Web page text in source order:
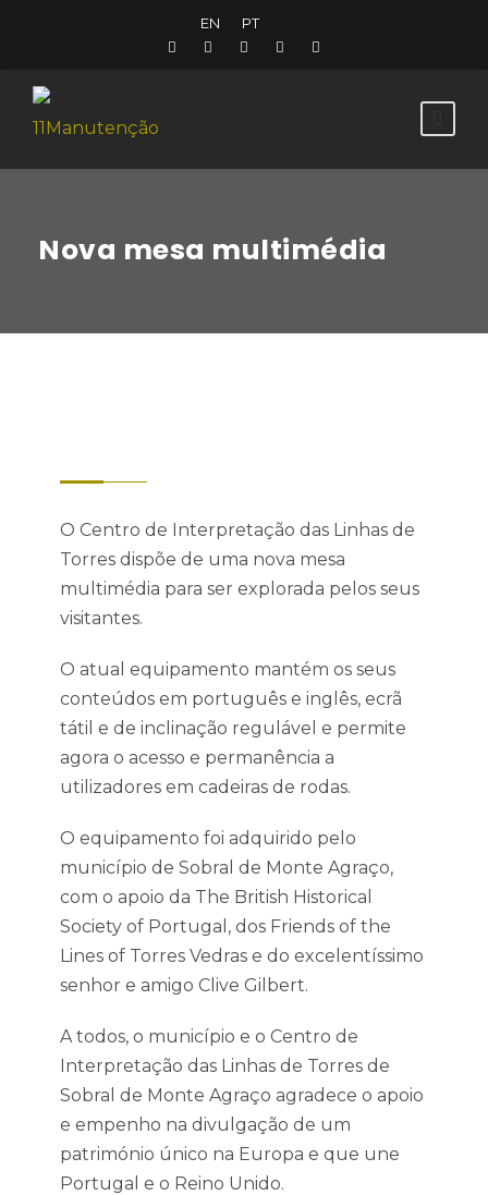
EN PT
Nova mesa multimédia
O Centro de Interpretação das Linhas de
Torres dispõe de uma nova mesa
multimédia para ser explorada pelos seus
visitantes.
O atual equipamento mantém os seus
conteúdos em português e inglês, ecrã
tátil e de inclinação regulável e permite
agora o acesso e permanência a
utilizadores em cadeiras de rodas.
O equipamento foi adquirido pelo
município de Sobral de Monte Agraço,
com o apoio da The British Historical
Society of Portugal, dos Friends of the
Lines of Torres Vedras e do excelentíssimo
senhor e amigo Clive Gilbert.
A todos, o município e o Centro de
Interpretação das Linhas de Torres de
Sobral de Monte Agraço agradece o apoio
e empenho na divulgação de um
património único na Europa e que une
Portugal e o Reino Unido.